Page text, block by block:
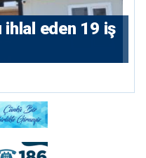
ihlal eden 19 iş